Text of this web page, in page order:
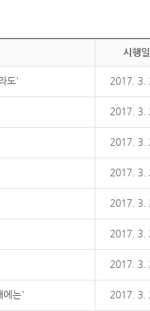
시행일
도' 2017. 3.
2017. 3.
2017. 3.
2017. 3.
2017. 3.
2017. 3.
2017. 3.
에는' 2017. 3.